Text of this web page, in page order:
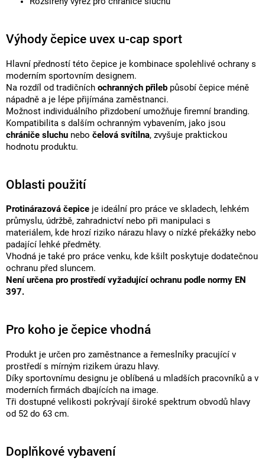
Výhody čepice uvex u-cap sport
Hlavní předností této čepice je kombinace spolehlivé ochrany s
moderním sportovním designem.
Na rozdíl od tradičních ochranných přileb působí čepice méně
nápadně a je lépe přijímána zaměstnanci.
Možnost individuálního přizdobení umožňuje firemní branding.
Kompatibilita s dalším ochranným vybavením, jako jsou
chrániče sluchu nebo čelová svítilna, zvyšuje praktickou
hodnotu produktu.
Oblasti použití
Protinárazová čepice je ideální pro práce ve skladech, lehkém
průmyslu, údržbě, zahradnictví nebo při manipulaci s
materiálem, kde hrozí riziko nárazu hlavy o nízké překážky nebo
padající lehké předměty.
Vhodná je také pro práce venku, kde kšilt poskytuje dodatečnou
ochranu před sluncem.
Není určena pro prostředí vyžadující ochranu podle normy EN
397.
Pro koho je čepice vhodná
Produkt je určen pro zaměstnance a řemeslníky pracující v
prostředí s mírným rizikem úrazu hlavy.
Díky sportovnímu designu je oblíbená u mladších pracovníků a v
moderních firmách dbajících na image.
Tři dostupné velikosti pokrývají široké spektrum obvodů hlavy
od 52 do 63 cm.
Doplňkové vybavení